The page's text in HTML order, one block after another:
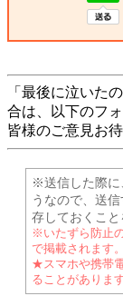
「最後に泣いた
合は、以下のフ
皆様のご意見お
※送信した際に
うなので、送
存しておくこと
※いたずら防止
で掲載されます
★スマホや携帯
ることがありま